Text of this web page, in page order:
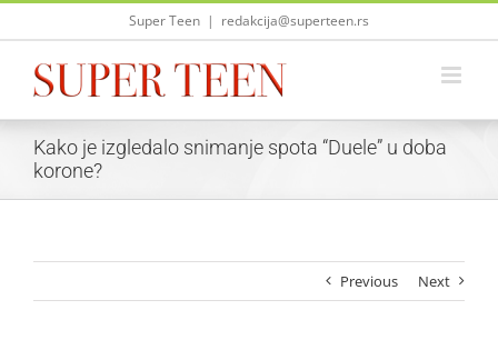
Skip
Super Teen | redakcija@superteen.rs
Kako je izgledalo snimanje spota “Duele” u doba
korone?
Previous Next